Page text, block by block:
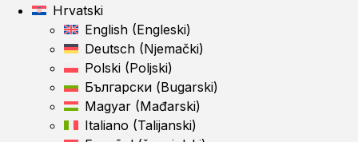
Hrvatski
English (Engleski)
Deutsch (Njemački)
Polski (Poljski)
Български (Bugarski)
Magyar (Mađarski)
Italiano (Talijanski)